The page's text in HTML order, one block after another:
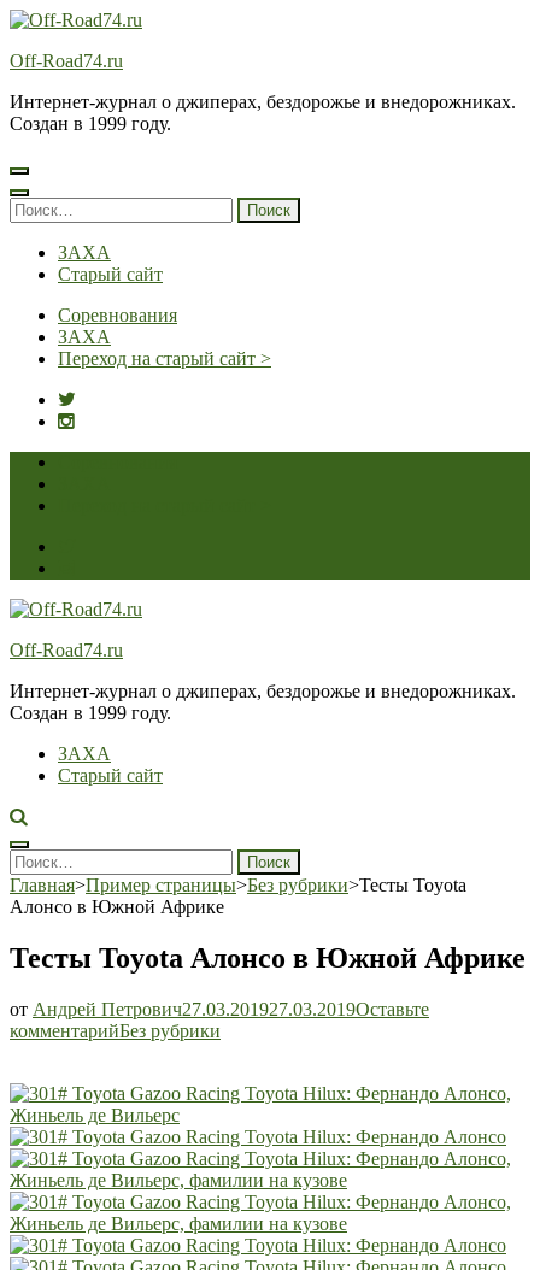
Перейти
содержимому
Enter)
Off-Road74.ru
Интернет-журнал о джиперах, бездорожье и внедорожниках.
Создан в 1999 году.
Найти:
ЗАХА
Старый сайт
Соревнования
ЗАХА
Переход на старый сайт >
Off-Road74.ru
Интернет-журнал о джиперах, бездорожье и внедорожниках.
Создан в 1999 году.
ЗАХА
Старый сайт
Найти:
Главная>Пример страницы>Без рубрики>Тесты Toyota
Алонсо в Южной Африке
Тесты Toyota Алонсо в Южной Африке
от Андрей Петрович27.03.201927.03.2019Оставьте
комментарийТесты
в
Южной
Африке
Без рубрики